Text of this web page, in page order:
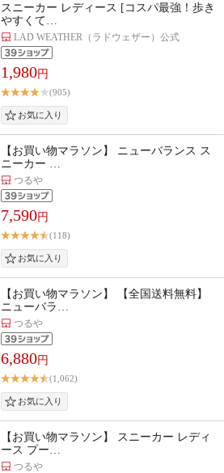
スニーカー レディース [コスパ最強！歩き
やすくて…
LAD WEATHER（ラドウェザー）公式
1,980円
(905)
【お買い物マラソン】 ニューバランス ス
ニーカー …
つるや
7,590円
(118)
【お買い物マラソン】 【全国送料無料】
ニューバラ…
つるや
6,880円
(1,062)
【お買い物マラソン】 スニーカー レディ
ース プー…
つるや